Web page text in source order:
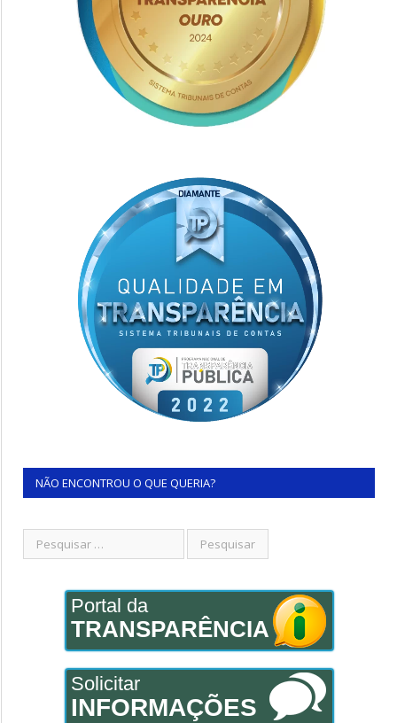
NÃO ENCONTROU O QUE QUERIA?
Portal da
TRANSPARÊNCIA
Solicitar
INFORMAÇÕES